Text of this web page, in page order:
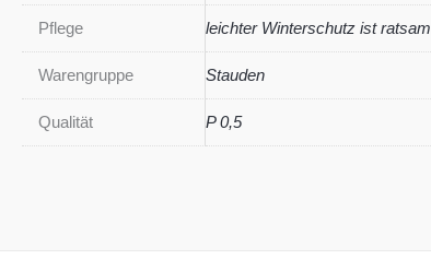
Pflege leichter Winterschutz ist ratsam
Warengruppe Stauden
Qualität P 0,5